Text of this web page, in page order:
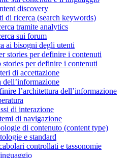
discovery
di ricerca (search keywords)
tramite analytics
sui forum
ai bisogni degli utenti
stories per definire i contenuti
stories per definire i contenuti
di accettazione
l’architettura dell’informazione
di interazione
di navigazione
di contenuto (content type)
e standard
controllati e tassonomie